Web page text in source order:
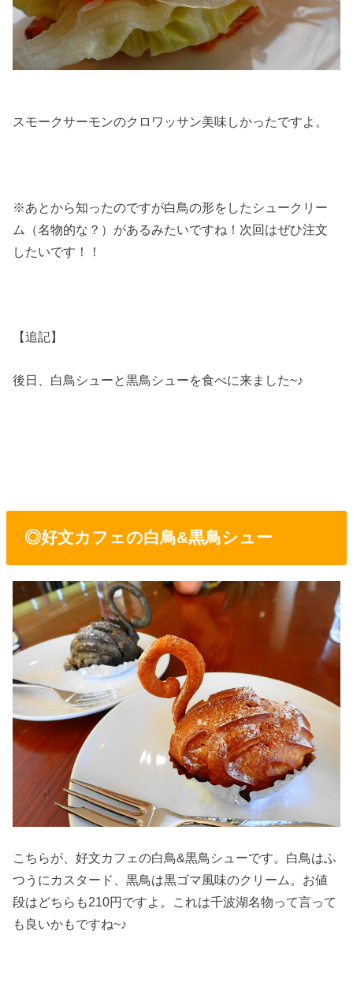
スモークサーモンのクロワッサン美味しかったですよ。
※あとから知ったのですが白鳥の形をしたシュークリー
ム（名物的な？）があるみたいですね！次回はぜひ注文
したいです！！
【追記】
後日、白鳥シューと黒鳥シューを食べに来ました~♪
◎好文カフェの白鳥&黒鳥シュー
こちらが、好文カフェの白鳥&黒鳥シューです。白鳥はふ
つうにカスタード、黒鳥は黒ゴマ風味のクリーム。お値
段はどちらも210円ですよ。これは千波湖名物って言って
も良いかもですね~♪